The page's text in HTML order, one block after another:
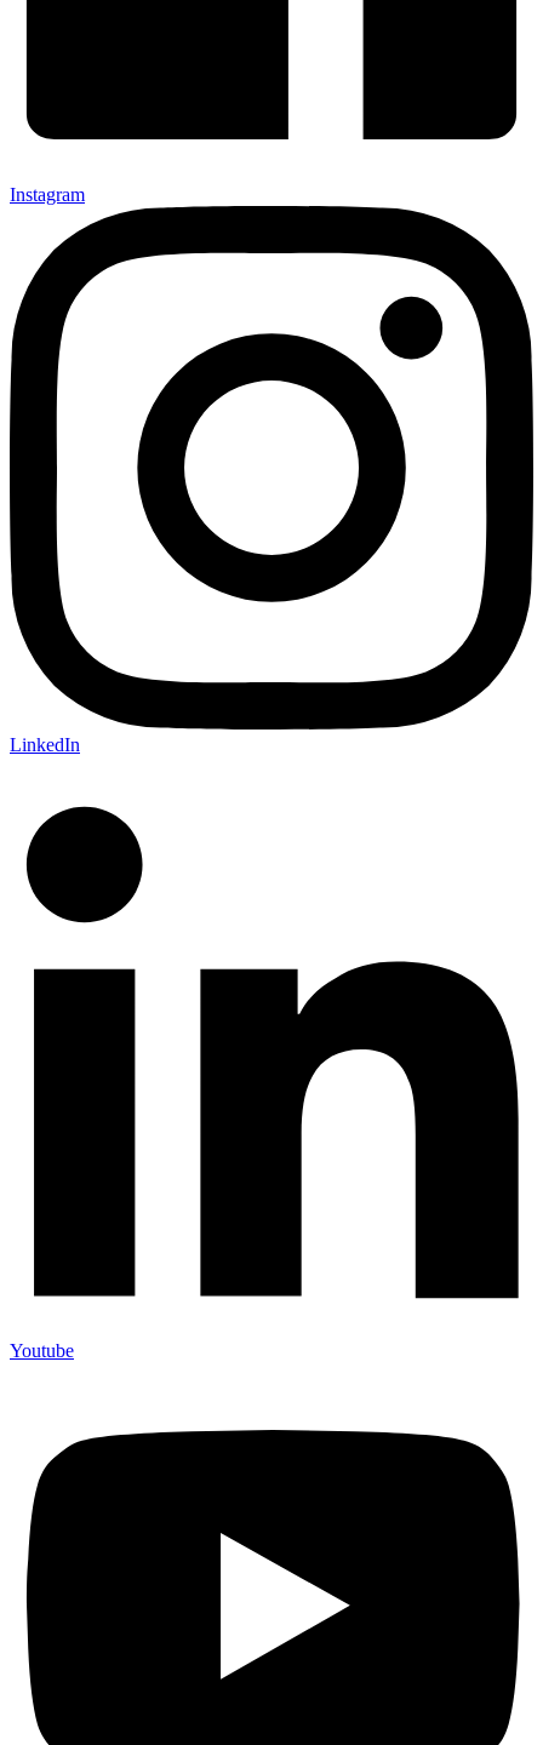
Instagram
LinkedIn
Youtube